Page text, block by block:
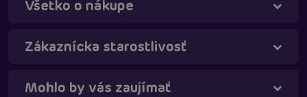
Všetko o nákupe
Zákaznícka starostlivosť
Mohlo by vás zaujímať
Táňa - virtuálna asistentka